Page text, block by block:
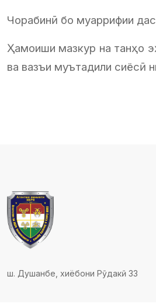
Чорабинӣ бо муаррифии
Ҳамоиши мазкур на танҳо
ва вазъи муътадили сиёсӣ
ш. Душанбе, хиёбони Рӯдакӣ 33